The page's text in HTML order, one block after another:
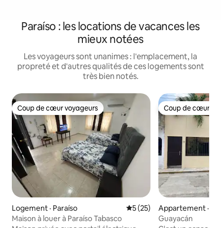
Paraíso : les locations de vacances les
mieux notées
Les voyageurs sont unanimes : l'emplacement, la
propreté et d'autres qualités de ces logements sont
très bien notés.
Coup de cœur voyageurs
Coup de cœur voyageurs
Logement · Paraíso Note moyenne de 5 sur 5,
5 (25)
Maison à louer à Paraíso Tabasco
Coup de cœur
Coup de cœur
Appartement ·
Guayacán